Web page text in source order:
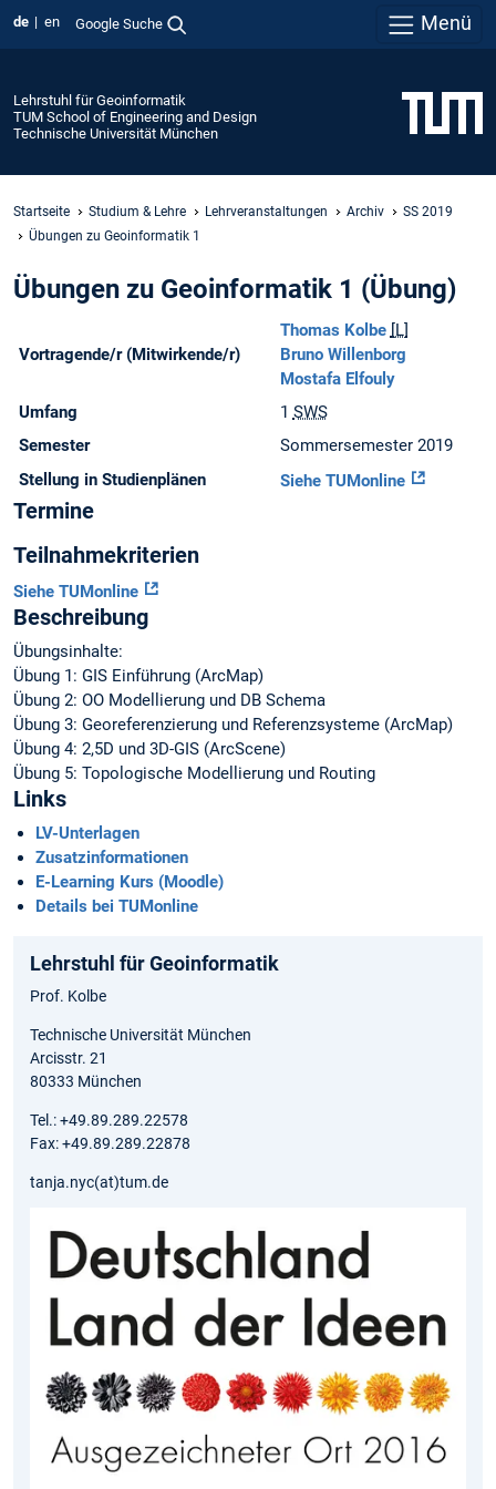
de en Google Suche Menü
Lehrstuhl für Geoinformatik
TUM School of Engineering and Design
Technische Universität München
Startseite Studium & Lehre Lehrveranstaltungen Archiv
SS 2019
Übungen zu Geoinformatik 1
Übungen zu Geoinformatik 1 (Übung)
Vortragende/r (Mitwirkende/r)
Thomas Kolbe [L]
Bruno Willenborg
Mostafa Elfouly
Umfang
1 SWS
Semester
Sommersemester 2019
Stellung in Studienplänen
Siehe TUMonline
Termine
Teilnahmekriterien
Siehe TUMonline
Beschreibung
Übungsinhalte:
Übung 1: GIS Einführung (ArcMap)
Übung 2: OO Modellierung und DB Schema
Übung 3: Georeferenzierung und Referenzsysteme (ArcMap)
Übung 4: 2,5D und 3D-GIS (ArcScene)
Übung 5: Topologische Modellierung und Routing
Links
LV-Unterlagen
Zusatzinformationen
E-Learning Kurs (Moodle)
Details bei TUMonline
Lehrstuhl für Geoinformatik
Prof. Kolbe
Technische Universität München
Arcisstr. 21
80333 München
Tel.: +49.89.289.22578
Fax: +49.89.289.22878
tanja.nyc(at)tum.de